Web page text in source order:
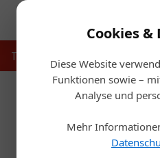
Cookies
Diese Website
Funktionen sowie –
Analyse und
Mehr
Touristik